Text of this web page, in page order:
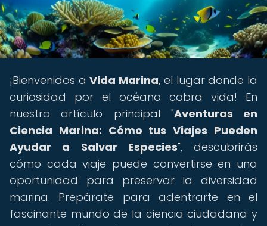
¡Bienvenidos aVida Marina, el lugar donde la
curiosidad por el océano cobra vida! En
nuestro artículo principal "Aventuras en
Ciencia Marina: Cómo tus Viajes Pueden
Ayudar a Salvar Especies", descubrirás
cómo cada viaje puede convertirse en una
oportunidad para preservar la diversidad
marina. Prepárate para adentrarte en el
fascinante mundo de la ciencia ciudadana y